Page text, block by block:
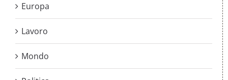
Europa
Lavoro
Mondo